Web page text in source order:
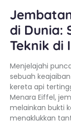
di Dunia:
Teknik di
Menjelajahi
sebuah
kereta api
Menara Eiffel,
melainkan bukti
menaklukkan